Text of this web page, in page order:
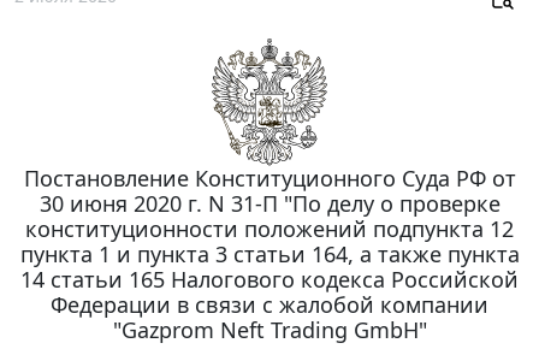
Постановление Конституционного Суда РФ от
30 июня 2020 г. N 31-П "По делу о проверке
конституционности положений подпункта 12
пункта 1 и пункта 3 статьи 164, а также пункта
14 статьи 165 Налогового кодекса Российской
Федерации в связи с жалобой компании
"Gazprom Neft Trading GmbH"